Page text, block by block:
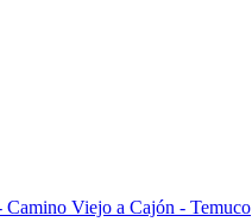
Viejo a Cajón - Temuco